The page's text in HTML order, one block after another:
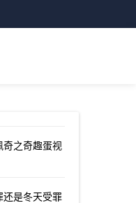
奇之奇趣蛋视
还是冬天受罪